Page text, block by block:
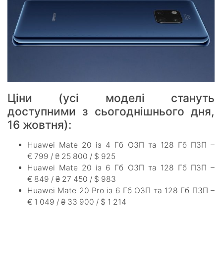
Ціни (усі моделі стануть
доступними з сьогоднішнього дня,
16 жовтня):
Huawei Mate 20 із 4 Гб ОЗП та 128 Гб ПЗП –
€ 799 / ₴ 25 800 / $ 925
Huawei Mate 20 із 6 Гб ОЗП та 128 Гб ПЗП –
€ 849 / ₴ 27 450 / $ 983
Huawei Mate 20 Pro із 6 Гб ОЗП та 128 Гб ПЗП –
€ 1 049 / ₴ 33 900 / $ 1 214